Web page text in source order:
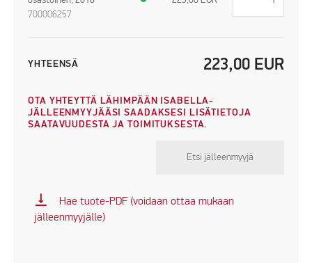
700006257
YHTEENSÄ 223,00 EUR
OTA YHTEYTTÄ LÄHIMPÄÄN ISABELLA-
JÄLLEENMYYJÄÄSI SAADAKSESI LISÄTIETOJA
SAATAVUUDESTA JA TOIMITUKSESTA.
Etsi jälleenmyyjä
vertical_align_bottom
Hae tuote-PDF (voidaan ottaa mukaan
jälleenmyyjälle)